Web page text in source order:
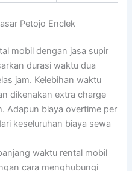
Petojo Enclek
mobil dengan jasa supir
durasi waktu dua
jam. Kelebihan waktu
dikenakan extra charge
Adapun biaya overtime per
keseluruhan biaya sewa
waktu rental mobil
cara menghubungi